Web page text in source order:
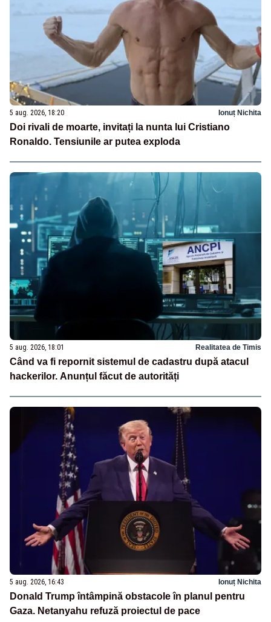
5 aug. 2026, 18:20 Ionuț Nichita
Doi rivali de moarte, invitați la nunta lui Cristiano
Ronaldo. Tensiunile ar putea exploda
5 aug. 2026, 18:01 Realitatea de Timis
Când va fi repornit sistemul de cadastru după atacul
hackerilor. Anunțul făcut de autorități
5 aug. 2026, 16:43 Ionuț Nichita
Donald Trump întâmpină obstacole în planul pentru
Gaza. Netanyahu refuză proiectul de pace